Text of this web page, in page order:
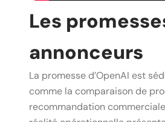
Les
annonceurs
La promesse d’OpenAI est
comme la comparaison de
recommandation